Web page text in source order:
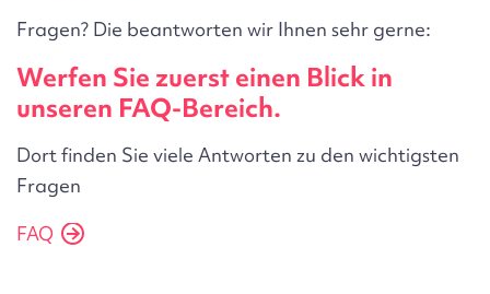
Fragen? Die beantworten wir Ihnen sehr gerne:
Werfen Sie zuerst einen Blick in
unseren FAQ-Bereich.
Dort finden Sie viele Antworten zu den wichtigsten
Fragen
FAQ